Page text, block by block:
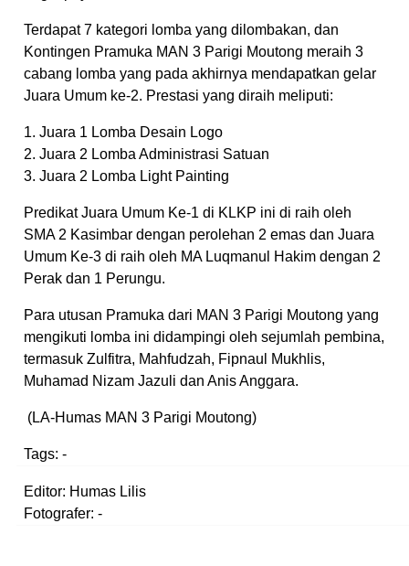
Terdapat 7 kategori lomba yang dilombakan, dan
Kontingen Pramuka MAN 3 Parigi Moutong meraih 3
cabang lomba yang pada akhirnya mendapatkan gelar
Juara Umum ke-2. Prestasi yang diraih meliputi:
1. Juara 1 Lomba Desain Logo
2. Juara 2 Lomba Administrasi Satuan
3. Juara 2 Lomba Light Painting
Predikat Juara Umum Ke-1 di KLKP ini di raih oleh
SMA 2 Kasimbar dengan perolehan 2 emas dan Juara
Umum Ke-3 di raih oleh MA Luqmanul Hakim dengan 2
Perak dan 1 Perungu.
Para utusan Pramuka dari MAN 3 Parigi Moutong yang
mengikuti lomba ini didampingi oleh sejumlah pembina,
termasuk Zulfitra, Mahfudzah, Fipnaul Mukhlis,
Muhamad Nizam Jazuli dan Anis Anggara.
(LA-Humas MAN 3 Parigi Moutong)
Tags: -
Editor: Humas Lilis
Fotografer: -